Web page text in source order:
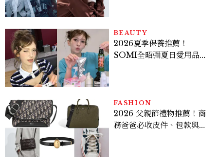
多大？
BEAUTY
2026夏季保養推薦！
SOMI全昭彌夏日愛用品公
FASHION
2026 父親節禮物推薦！商
務爸爸必收皮件、包款與鞋